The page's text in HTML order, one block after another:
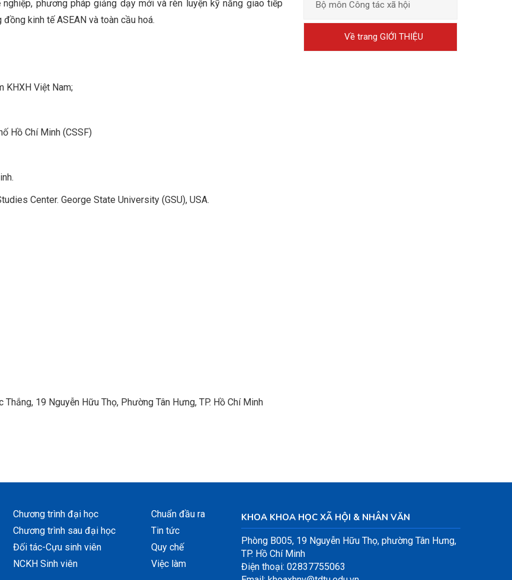
phương pháp giảng dạy mới và rèn luyện kỹ năng giao tiếp
kinh tế ASEAN và toàn cầu hoá.
KHXH Việt Nam;
Hồ Chí Minh (CSSF)
Center. George State University (GSU), USA.
19 Nguyễn Hữu Thọ, Phường Tân Hưng, TP. Hồ Chí Minh
Bộ môn Công tác xã hội
Về trang GIỚI THIỆU
Chương trình đại học
Chương trình sau đại học
Đối tác-Cựu sinh viên
NCKH Sinh viên
Chuẩn đầu ra
Tin tức
Quy chế
Việc làm
KHOA KHOA HỌC XÃ HỘI & NHÂN VĂN
Phòng B005, 19 Nguyễn Hữu Thọ, phường Tân Hưng,
TP. Hồ Chí Minh
Điện thoại: 02837755063